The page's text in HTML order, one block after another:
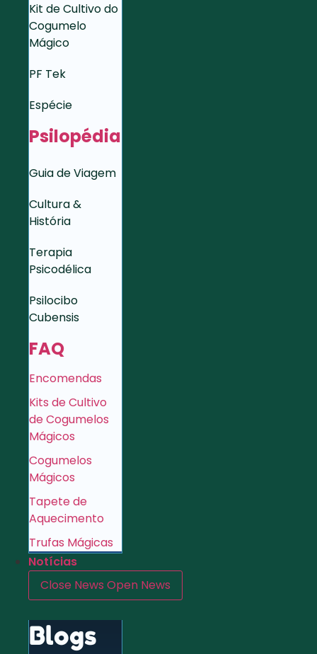
Kit de Cultivo do
Cogumelo
Mágico
PF Tek
Espécie
Psilopédia
Guia de Viagem
Cultura &
História
Terapia
Psicodélica
Psilocibo
Cubensis
FAQ
Encomendas
Kits de Cultivo
de Cogumelos
Mágicos
Cogumelos
Mágicos
Tapete de
Aquecimento
Trufas Mágicas
Notícias
Close News Open News
Blogs